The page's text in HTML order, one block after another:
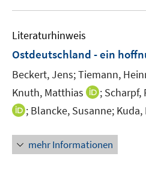
Literaturhinweis
Ostdeutschland - ein
Beckert, Jens;Tiemann,
Knuth, Matthias
I
n
e
u
; Scharpf,
I
n
e
; Blancke, Susanne; Kuda,
mehr Informationen